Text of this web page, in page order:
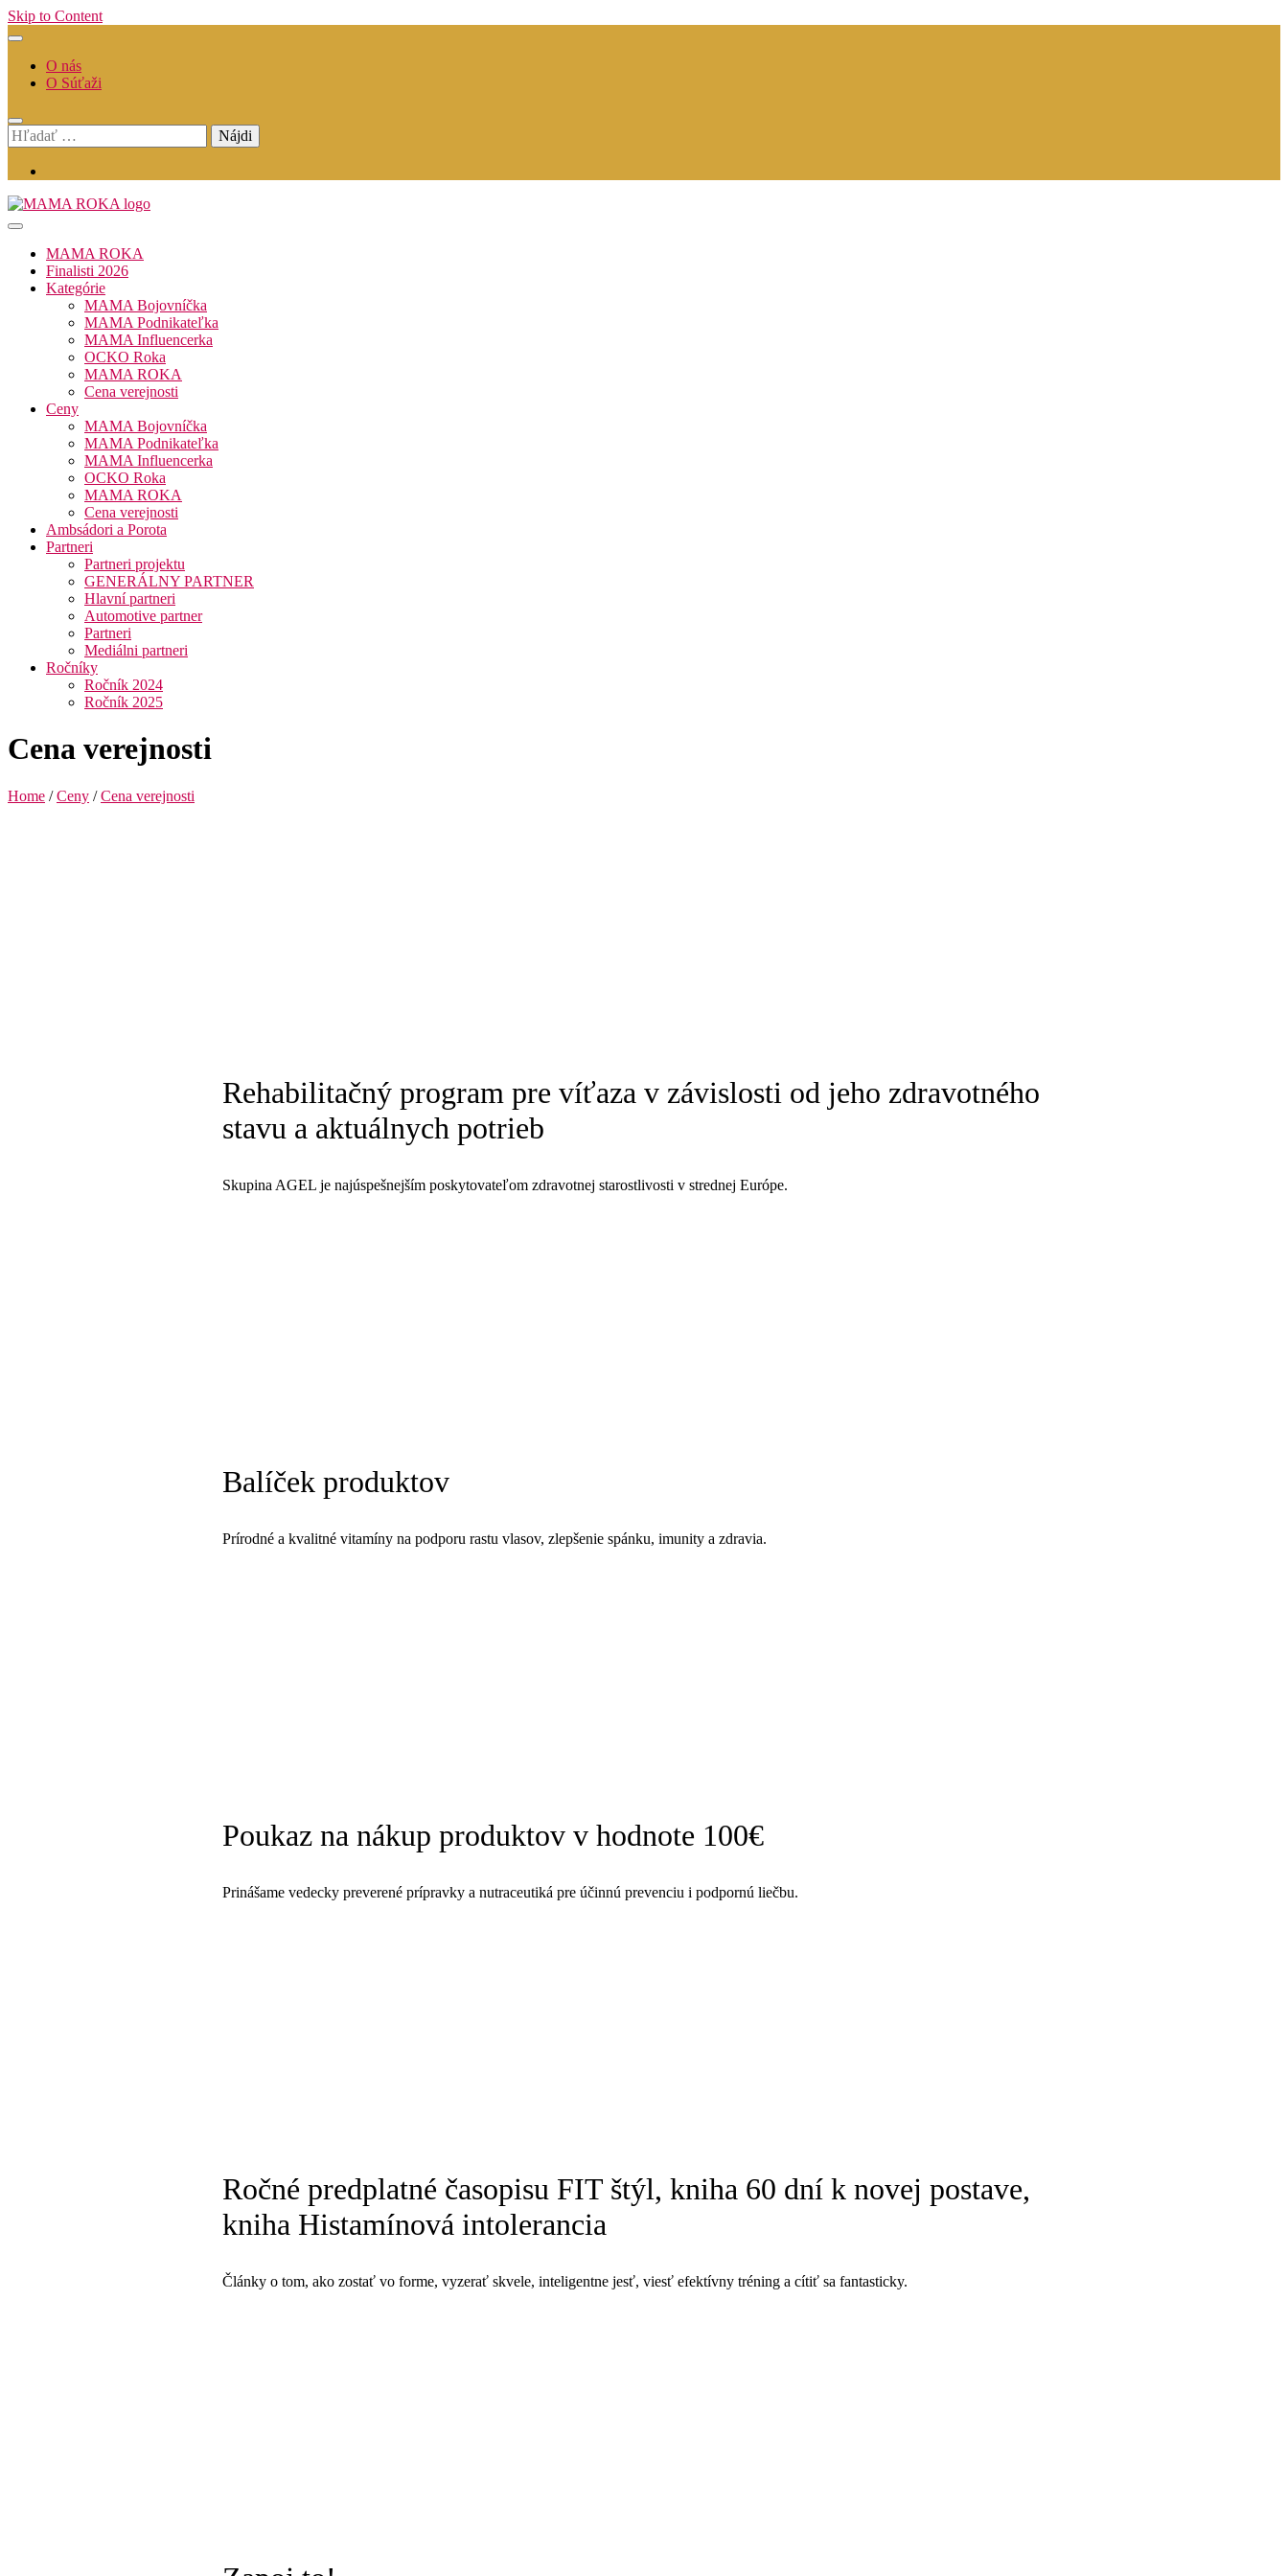
Skip to Content
O nás
O Súťaži
Hľadať:
MAMA ROKA
Finalisti 2026
Kategórie
MAMA Bojovníčka
MAMA Podnikateľka
MAMA Influencerka
OCKO Roka
MAMA ROKA
Cena verejnosti
Ceny
MAMA Bojovníčka
MAMA Podnikateľka
MAMA Influencerka
OCKO Roka
MAMA ROKA
Cena verejnosti
Ambsádori a Porota
Partneri
Partneri projektu
GENERÁLNY PARTNER
Hlavní partneri
Automotive partner
Partneri
Mediálni partneri
Ročníky
Ročník 2024
Ročník 2025
Cena verejnosti
Home / Ceny / Cena verejnosti
Rehabilitačný program pre víťaza v závislosti od jeho zdravotného
stavu a aktuálnych potrieb
Skupina AGEL je najúspešnejším poskytovateľom zdravotnej starostlivosti v strednej Európe.
Balíček produktov
Prírodné a kvalitné vitamíny na podporu rastu vlasov, zlepšenie spánku, imunity a zdravia.
Poukaz na nákup produktov v hodnote 100€
Prinášame vedecky preverené prípravky a nutraceutiká pre účinnú prevenciu i podpornú liečbu.
Ročné predplatné časopisu FIT štýl, kniha 60 dní k novej postave,
kniha Histamínová intolerancia
Články o tom, ako zostať vo forme, vyzerať skvele, inteligentne jesť, viesť efektívny tréning a cítiť sa fantasticky.